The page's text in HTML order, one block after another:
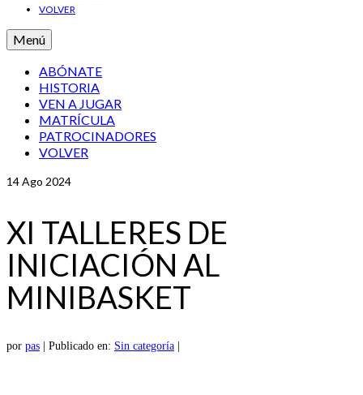
VOLVER
Menú
ABÓNATE
HISTORIA
VEN A JUGAR
MATRÍCULA
PATROCINADORES
VOLVER
14Ago 2024
XI TALLERES DE
INICIACIÓN AL
MINIBASKET
por pas Publicado en: Sin categoría